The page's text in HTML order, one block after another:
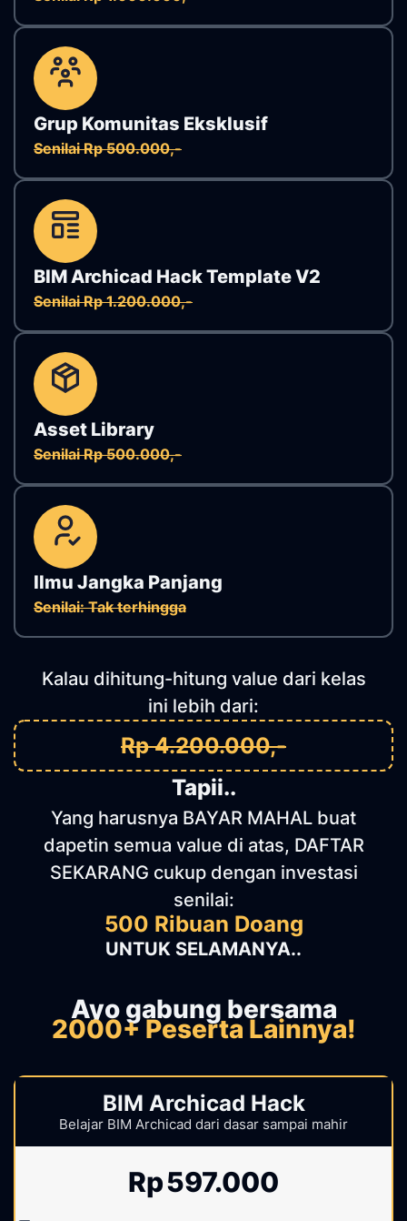
Grup Komunitas Eksklusif
Senilai Rp 500.000,-
BIM Archicad Hack Template V2
Senilai Rp 1.200.000,-
Asset Library
Senilai Rp 500.000,-
Ilmu Jangka Panjang
Senilai: Tak terhingga
Kalau dihitung-hitung value dari kelas
ini lebih dari:
Rp 4.200.000,-
Tapii..
Yang harusnya BAYAR MAHAL buat
dapetin semua value di atas, DAFTAR
SEKARANG cukup dengan investasi
senilai:
500 Ribuan Doang
UNTUK SELAMANYA..
Ayo gabung bersama
2000+ Peserta Lainnya!
BIM Archicad Hack
Belajar BIM Archicad dari dasar sampai mahir
Rp597.000